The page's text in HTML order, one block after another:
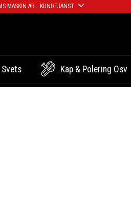
MASKIN AB KUNDTJÄNST
Svets Kap & Polering Osv